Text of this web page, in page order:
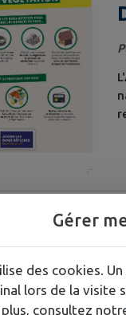
Gérer
des cookies.
lors de la visite
consultez